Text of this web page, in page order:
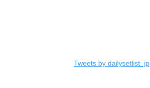
Tweets by dailysetlist_jp